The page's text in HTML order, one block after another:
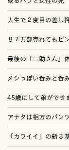
人生で２度目の差し
８７万部売れてもビ
最後の「三助さん」
メシっぽい呑みと呑
45歳にして弟ができ
アナタは相方のパン
「カワイイ」の新３